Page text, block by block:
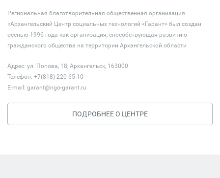
Региональная благотворительная общественная организация
«Архангельский Центр социальных технологий «Гарант» был создан
осенью 1996 года как организация, способствующая развитию
гражданского общества на территории Архангельской области
Адрес: ул. Попова, 18, Архангельск, 163000
Телефон: +7(818) 220-65-10
E-mail: garant@ngo-garant.ru
ПОДРОБНЕЕ О ЦЕНТРЕ